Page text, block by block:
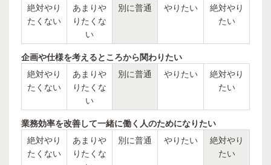
絶対やり
たくない
あまりや
りたくな
い
別に普通 やりたい
絶対やり
たい
企画や仕様を考えるところから関わりたい
絶対やり
たくない
あまりや
りたくな
い
別に普通 やりたい
絶対やり
たい
業務効率を改善して一緒に働く人のためになりたい
絶対やり
たくない
あまりや
りたくな
別に普通 やりたい
絶対やり
たい